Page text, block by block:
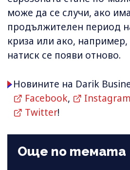
може да се случи, ако
продължителен период
криза или ако,
натиск се появи отново.
Новините на Darik
Facebook, Instagram
Twitter!
Още по темата